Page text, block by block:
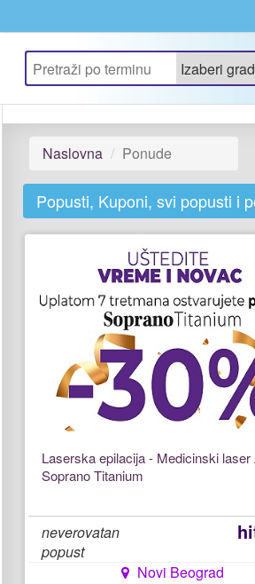
Naslovna Ponude
Popusti, Kuponi, svi popusti i
Laserska epilacija - Medicinski laser
Soprano Titanium
neverovatan
popust
Novi Beograd